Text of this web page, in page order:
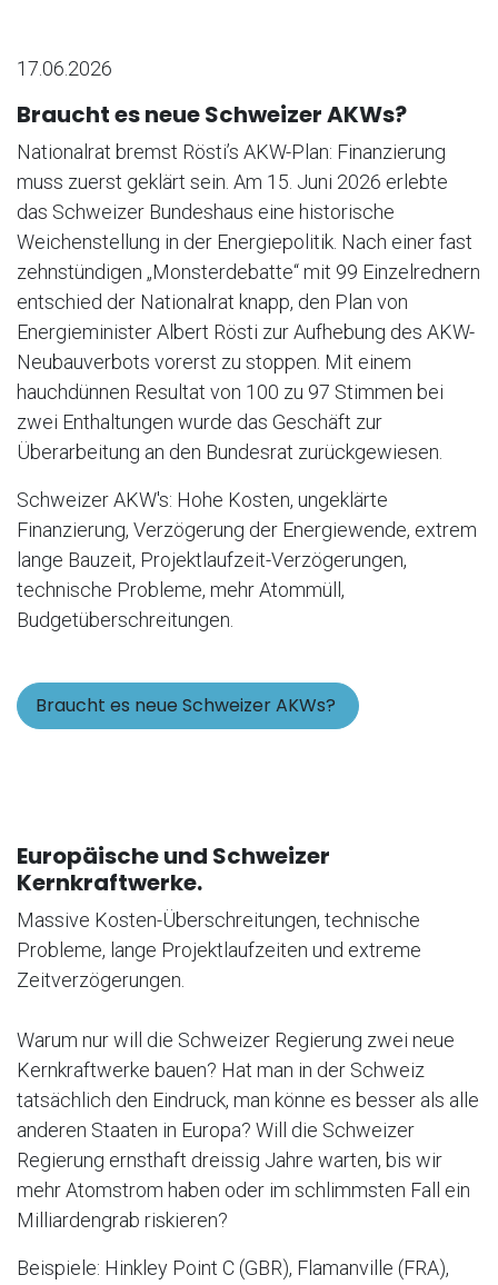
17.06.2026
Braucht es neue Schweizer AKWs?
Nationalrat bremst Rösti’s AKW-Plan: Finanzierung
muss zuerst geklärt sein. Am 15. Juni 2026 erlebte
das Schweizer Bundeshaus eine historische
Weichenstellung in der Energiepolitik. Nach einer fast
zehnstündigen „Monsterdebatte“ mit 99 Einzelrednern
entschied der Nationalrat knapp, den Plan von
Energieminister Albert Rösti zur Aufhebung des AKW-
Neubauverbots vorerst zu stoppen. Mit einem
hauchdünnen Resultat von 100 zu 97 Stimmen bei
zwei Enthaltungen wurde das Geschäft zur
Überarbeitung an den Bundesrat zurückgewiesen.
Schweizer AKW's: Hohe Kosten, ungeklärte
Finanzierung, Verzö​gerung der Energiewende, extrem
lange Bauzeit, Projektlaufzeit-Verzögerungen,
technische Probleme, mehr Atommüll,
Budgetüberschreitungen.
Braucht es neue Schweizer AKWs?
Europäische und Schweizer
Kernkraftwerke.
Massive Kosten-Überschreitungen, technische
Probleme, lange Projektlaufzeiten und extreme
Zeitverzögerungen.
Warum nur will die Schweizer Regierung zwei neue
Kernkraftwerke bauen? Hat man in der Schweiz
tatsächlich den Eindruck, man könne es besser als alle
anderen Staaten in Europa? Will die Schweizer
Regierung ernsthaft dreissig Jahre warten, bis wir
mehr Atomstrom haben oder im schlimmsten Fall ein
Milliardengrab riskieren?
Beispiele: Hinkley Point C (GBR), Flamanville (FRA),